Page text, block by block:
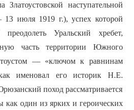
Златоустовской наступательной
июля 1919 г.), успех которой
Уральский хребет,
часть территории Южного
— «ключом к равнинам
именовал его историк Н.Е.
поход рассматривается
как один из ярких и героических